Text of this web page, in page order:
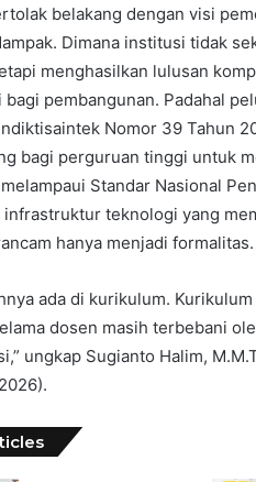
belakang dengan visi
Dimana institusi tidak
menghasilkan lulusan
pembangunan. Padahal
Nomor 39 Tahun
bagi perguruan tinggi untuk
Standar Nasional
infrastruktur teknologi yang
hanya menjadi formalitas.
ada di kurikulum.
dosen masih terbebani
ungkap Sugianto Halim,